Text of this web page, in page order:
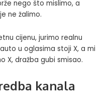
nego što mislimo, a
ne žalimo.
cijenu, jurimo realnu
u oglasima stoji X, a mi
X, dražba gubi smisao.
kanala